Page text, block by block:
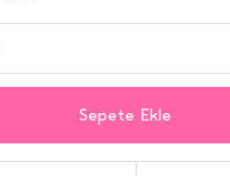
Sepete Ekle